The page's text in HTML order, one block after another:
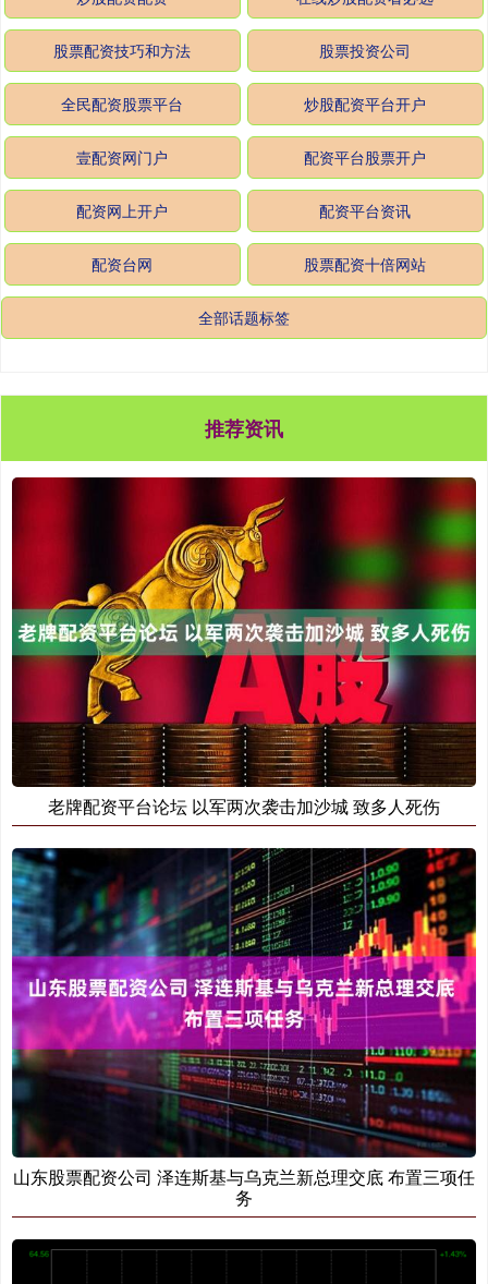
股票配资技巧和方法 股票投资公司
全民配资股票平台 炒股配资平台开户
壹配资网门户 配资平台股票开户
配资网上开户 配资平台资讯
配资台网 股票配资十倍网站
全部话题标签
推荐资讯
老牌配资平台论坛 以军两次袭击加沙城 致多人死伤
山东股票配资公司 泽连斯基与乌克兰新总理交底 布置三项任
务